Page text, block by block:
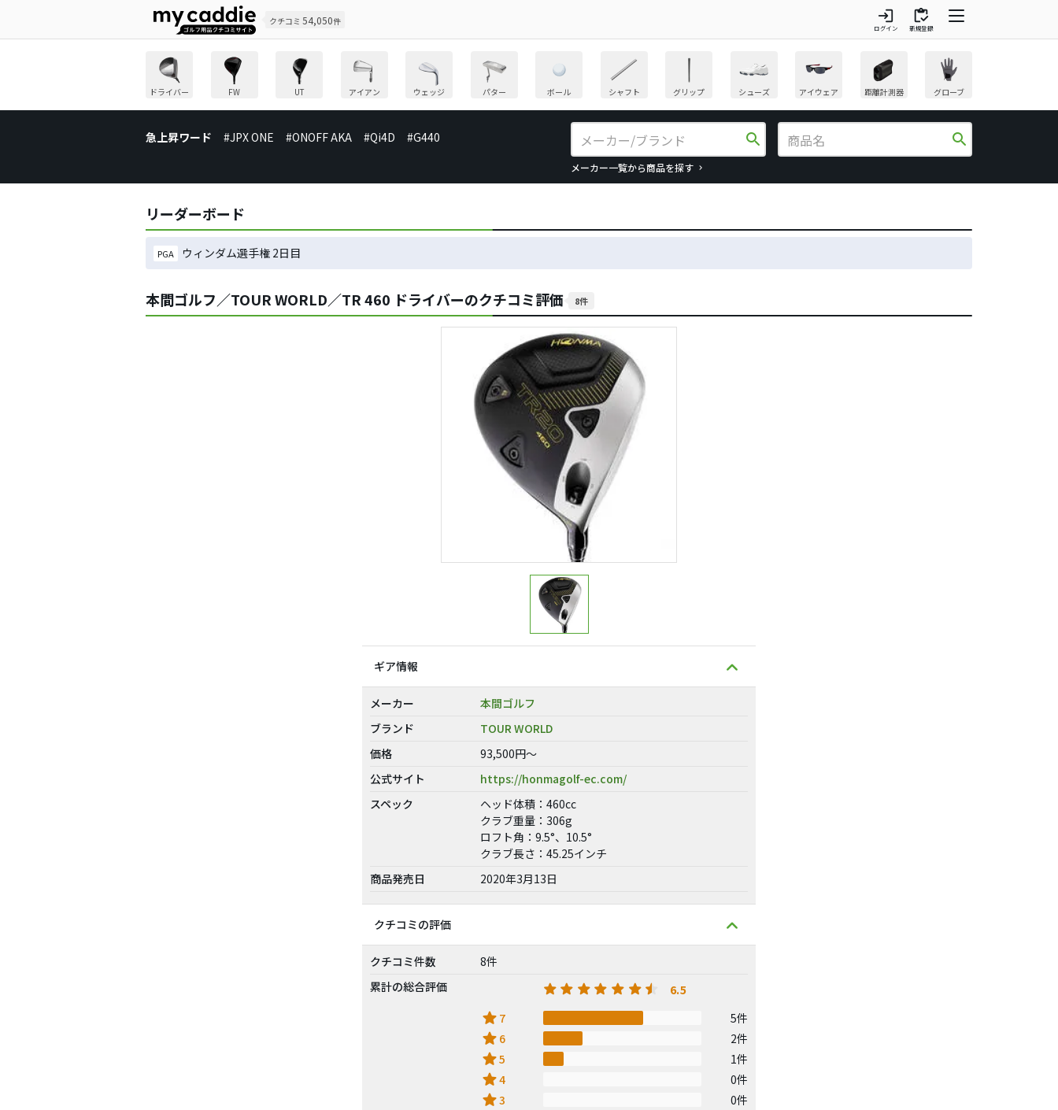
クチコミ 54,050件 login
ログイン
inventory
新規登録
ドライバー FW UT アイアン ウェッジ パター ボール シャフト グリップ シューズ アイウェア 距離計測器 グローブ
急上昇ワード #JPX ONE #ONOFF AKA #Qi4D #G440 search
メーカー一覧から商品を探す
search
リーダーボード
PGA ウィンダム選手権 2日目
本間ゴルフ／TOUR WORLD／TR 460 ドライバーのクチコミ評価 8件
ギア情報
メーカー
本間ゴルフ
ブランド
TOUR WORLD
価格
93,500円～
公式サイト
https://honmagolf-ec.com/
スペック
ヘッド体積：460cc
クラブ重量：306g
ロフト角：9.5°、10.5°
クラブ長さ：45.25インチ
商品発売日
2020年3月13日
クチコミの評価
クチコミ件数
8件
累計の総合評価
6.5
star 7 5件
star 6 2件
star5 1件
star4 0件
star3 0件